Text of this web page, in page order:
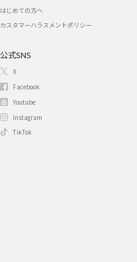
はじめての方へ
カスタマーハラスメントポリシー
公式SNS
X
Facebook
Youtube
Instagram
TikTok